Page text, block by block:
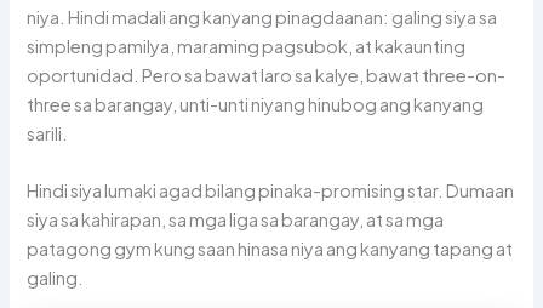
niya. Hindi madali ang kanyang pinagdaanan: galing siya sa
simpleng pamilya, maraming pagsubok, at kakaunting
oportunidad. Pero sa bawat laro sa kalye, bawat three-on-
three sa barangay, unti-unti niyang hinubog ang kanyang
sarili.
Hindi siya lumaki agad bilang pinaka-promising star. Dumaan
siya sa kahirapan, sa mga liga sa barangay, at sa mga
patagong gym kung saan hinasa niya ang kanyang tapang at
galing.